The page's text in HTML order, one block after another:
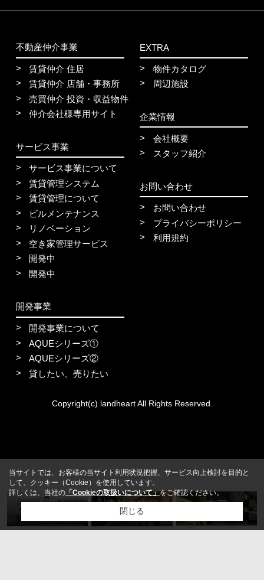
不動産仲介事業
賃貸仲介 住居
賃貸仲介 店舗・事務所
売買仲介 投資・収益物件
仲介会社様専用サイト
サービス事業
サービス事業について
賃貸管理システム
賃貸管理について
ビルメンテナンス
リノベーション
空き家管理サービス
開発中
開発中
開発事業
開発事業について
AQUEシリーズ①
AQUEシリーズ②
貸したい、売りたい
EXTRA
物件カタログ
周辺施設
企業情報
会社概要
スタッフ紹介
お問い合わせ
お問い合わせ
プライバシーポリシー
利用規約
Copyright(c) landheart All Rights Reserved.
住居 店舗事務所 売買
当サイトでは、お客様の当サイト利用状況把握、サービス向上検討を目的と
して、クッキー（Cookie）を使用しています。
詳しくは、当社の 「Cookieの取扱いについて」をご確認ください。
閉じる